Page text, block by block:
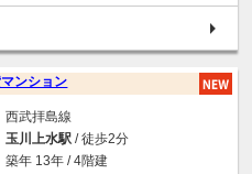
ンション
西武拝島線
玉川上水駅 / 徒歩2分
築年 13年 / 4階建